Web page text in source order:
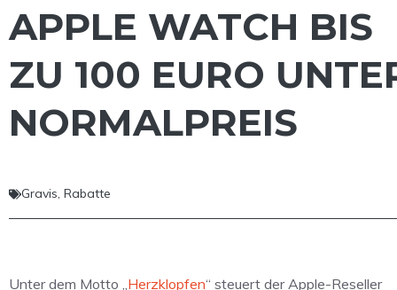
APPLE WATCH BIS
ZU 100 EURO
NORMALPREIS
Gravis, Rabatte
Unter dem Motto „Herzklopfen“ steuert der Apple-Reseller